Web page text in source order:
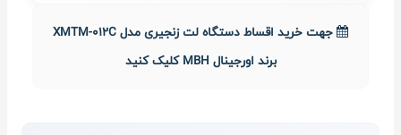
جهت خرید اقساط دستگاه لت زنجیری مدل XMTM-012C
برند اورجینال MBH کلیک کنید